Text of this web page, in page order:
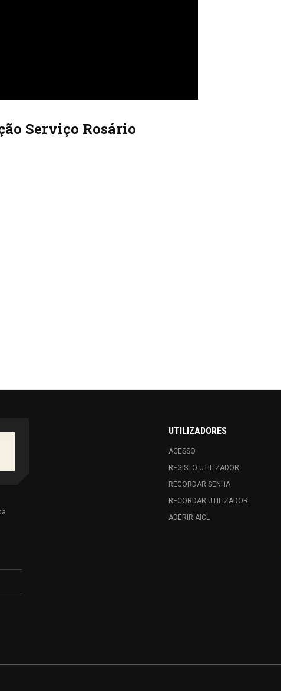
Serviço Rosário
UTILIZADORES
ACESSO
REGISTO UTILIZADOR
RECORDAR SENHA
RECORDAR UTILIZADOR
ADERIR AICL